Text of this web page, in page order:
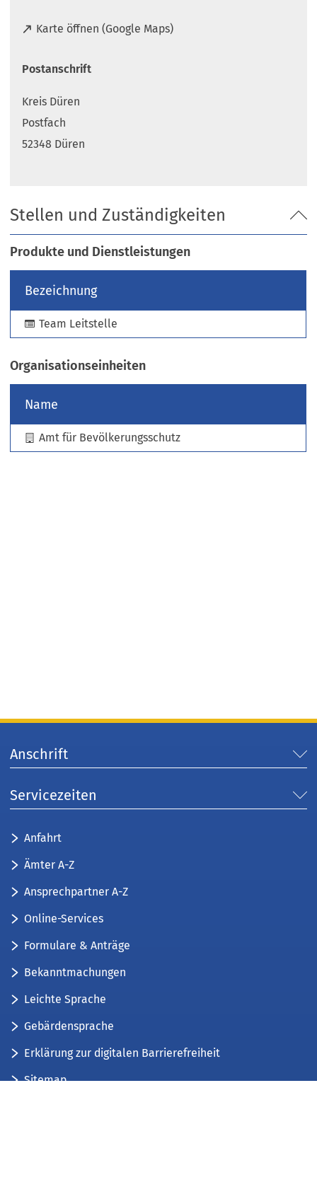
Karte öffnen (Google Maps)
(
f
e
t
i
e
m
n
e
n
T
a
)
Postanschrift
Kreis Düren
Postfach
52348 Düren
Stellen und Zuständigkeiten
Produkte und Dienstleistungen
Bezeichnung
Team Leitstelle
Organisationseinheiten
Name
Amt für Bevölkerungsschutz
Anschrift
Servicezeiten
Anfahrt
Ämter A-Z
Ansprechpartner A-Z
Online-Services
Formulare & Anträge
Bekanntmachungen
Leichte Sprache
Gebärdensprache
Erklärung zur digitalen Barrierefreiheit
Sitemap